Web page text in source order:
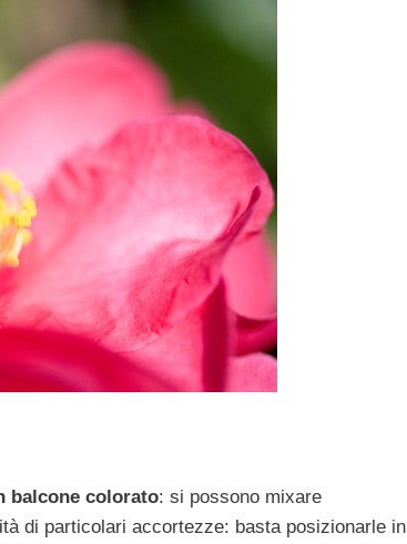
balcone colorato: si possono mixare
di particolari accortezze: basta posizionarle in